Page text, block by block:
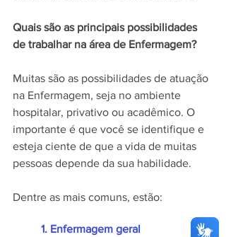
Quais são as principais possibilidades
de trabalhar na área de Enfermagem?
Muitas são as possibilidades de atuação
na Enfermagem, seja no ambiente
hospitalar, privativo ou acadêmico. O
importante é que você se identifique e
esteja ciente de que a vida de muitas
pessoas depende da sua habilidade.
Dentre as mais comuns, estão:
	1. Enfermagem geral